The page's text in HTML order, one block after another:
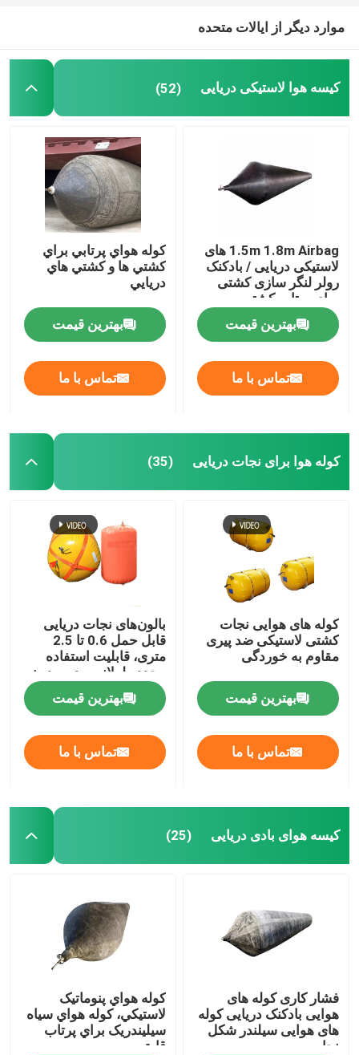
کیسه هوای قایق
کیسه های شناور
کیسه های آسانسور زیر آب
کیسه وزن آب
کیسه های آب برای آزمایش بار جرثقیل
موارد دیگر از ایالات متحده
کیسه هوا لاستیکی دریایی (52)
1.5m 1.8m Airbag های
لاستیکی دریایی / بادکنک
رولر لنگر سازی کشتی
برای پرتاب کشتی
بهترین قیمت
تماس با ما
کوله هواي پرتابي براي
کشتي ها و کشتي هاي
دريايي
بهترین قیمت
تماس با ما
کوله هوا برای نجات دریایی (35)
کوله های هوایی نجات
کشتی لاستیکی ضد پیری
مقاوم به خوردگی
بهترین قیمت
تماس با ما
بالون‌های نجات دریایی
قابل حمل 0.6 تا 2.5
متری، قابلیت استفاده
مجدد طولانی مدت بدون
درز
بهترین قیمت
تماس با ما
کیسه هوای بادی دریایی (25)
فشار کاری کوله های
هوایی بادکنک دریایی کوله
های هوایی سیلندر شکل
نجات
کوله هواي پنوماتيک
لاستيکي، کوله هواي سياه
سيليندريک براي پرتاب
قایق